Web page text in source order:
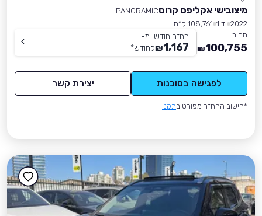
מיצובישי אקליפס קרוסPANORAMIC
2022 יד 1
108,761 ק״מ
מחיר
100,755
₪
החזר חודשי מ-
1,167
₪לחודש*
לפגישה בסוכנות יצירת קשר
*חישוב ההחזר מפורט בתקנון